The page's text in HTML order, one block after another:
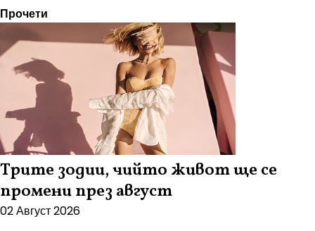
Прочети
Трите зодии, чийто живот ще се
промени през август
02 Август 2026